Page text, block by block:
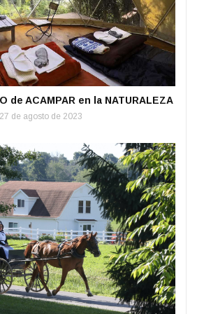
de ACAMPAR en la NATURALEZA
27 de agosto de 2023